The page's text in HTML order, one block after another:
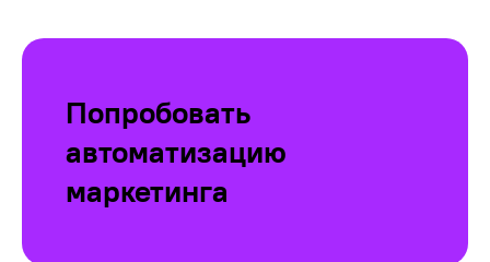
Попробовать
автоматизацию
маркетинга